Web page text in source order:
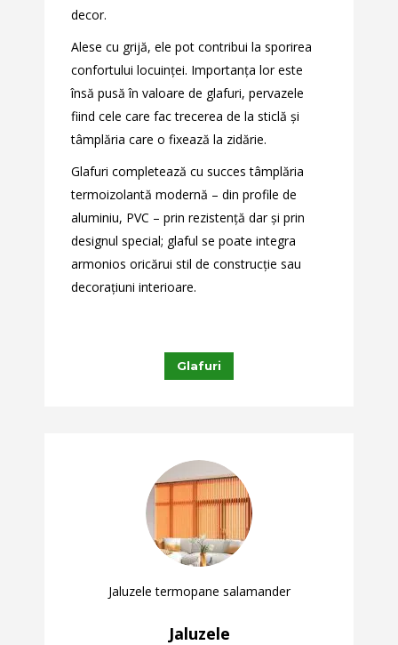
decor.
Alese cu grijă, ele pot contribui la sporirea
confortului locuinței. Importanța lor este
însă pusă în valoare de glafuri, pervazele
fiind cele care fac trecerea de la sticlă și
tâmplăria care o fixează la zidărie.
Glafuri completează cu succes tâmplăria
termoizolantă modernă – din profile de
aluminiu, PVC – prin rezistență dar și prin
designul special; glaful se poate integra
armonios oricărui stil de construcție sau
decorațiuni interioare.
Glafuri
Jaluzele termopane salamander
Jaluzele